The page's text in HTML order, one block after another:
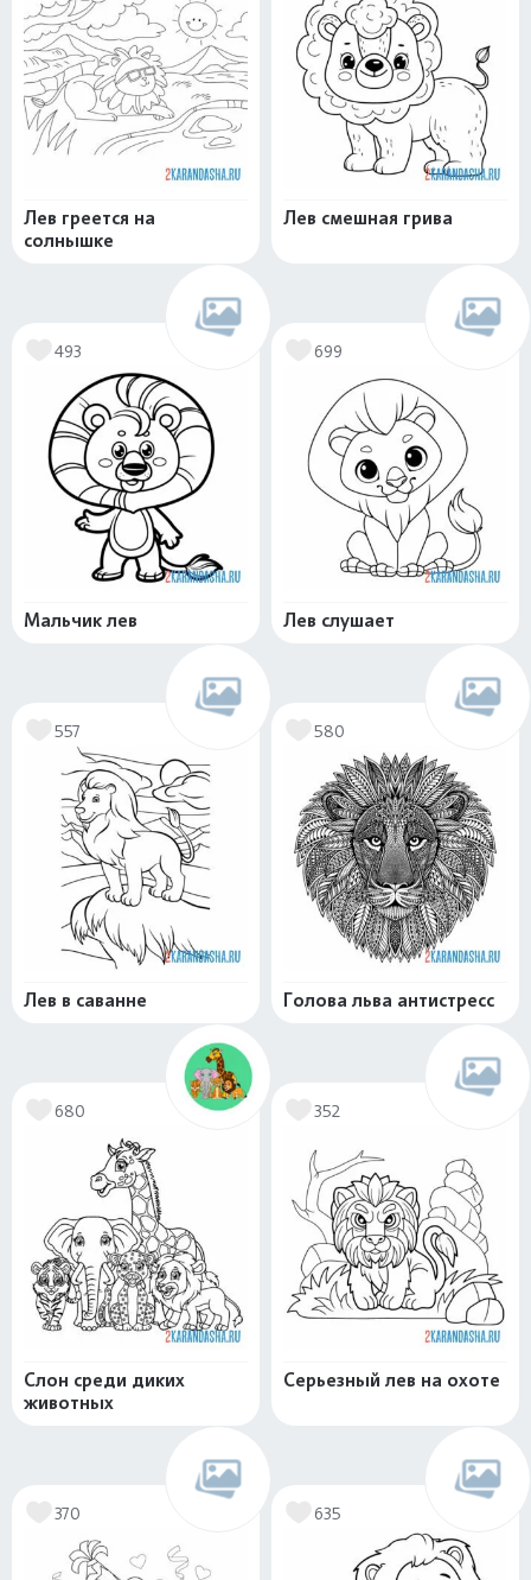
Лев греется на
солнышке
Лев смешная грива
493
Мальчик лев
699
Лев слушает
557
Лев в саванне
580
Голова льва антистресс
680
Слон среди диких
животных
352
Серьезный лев на охоте
370 635